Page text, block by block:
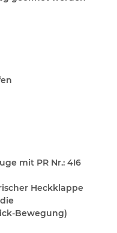
mit PR Nr.: 4I6
Heckklappe
Bewegung)